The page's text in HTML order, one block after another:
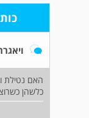
האם נטילת
כלשהן